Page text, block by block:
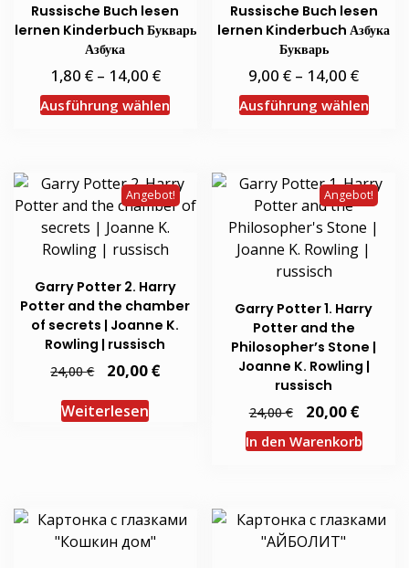
auf
der
Russische Buch lesen
lernen Kinderbuch Букварь
Азбука
1,80 €– 14,00 €
Ausführung wählenDieses
Varianten
auf.
auf
der
Produktseite
Russische Buch lesen
lernen Kinderbuch Азбука
Букварь
9,00€ – 14,00€
Ausführung wählen
auf.
Die
der
Angebot!
Garry Potter 2. Harry
Potter and the chamber
of secrets | Joanne K.
Rowling | russisch
24,00€ Ursprünglicher
Preis
war:
24,00 €
20,00€Aktueller
Preis
Weiterlesen
Angebot!
Garry Potter 1. Harry
Potter and the
Philosopher’s Stone |
Joanne K. Rowling |
russisch
24,00€ Ursprünglicher
Preis
war:
24,00 €
20,00€
Preis
ist:
20,00
In den Warenkorb